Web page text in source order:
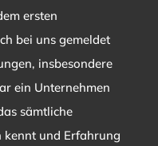
ersten
bei uns gemeldet
insbesondere
ein Unternehmen
sämtliche
kennt und Erfahrung